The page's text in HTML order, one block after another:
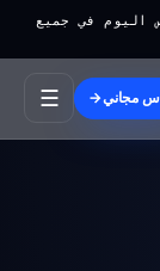
اليوم في جميع
مجاني→
☰